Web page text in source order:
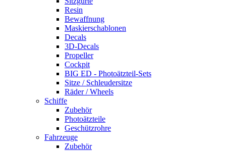
Resin
Bewaffnung
Maskierschablonen
Decals
3D-Decals
Propeller
Cockpit
BIG ED - Photoätzteil-Sets
Sitze / Schleudersitze
Räder / Wheels
Schiffe
Zubehör
Photoätzteile
Geschützrohre
Fahrzeuge
Zubehör